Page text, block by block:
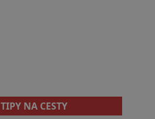
TIPY NA CESTY